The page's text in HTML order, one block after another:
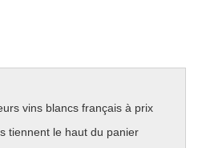
vins blancs français à prix
tiennent le haut du panier